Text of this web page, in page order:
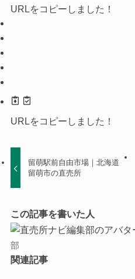
URLをコピーしました！
URLをコピーしました！
留萌駅前自由市場｜北海道
留萌市の直売所
この記事を書いた人
部
関連記事